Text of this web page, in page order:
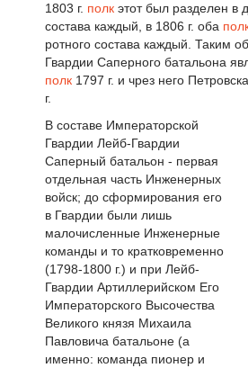
1803 г. полк этот был разделен в
состава каждый, в 1806 г. оба
ротного состава каждый. Таким
Гвардии Саперного батальона
полк 1797 г. и чрез него
г.
В составе Императорской
Гвардии Лейб-Гвардии
Саперный батальон - первая
отдельная часть Инженерных
войск; до сформирования его
в Гвардии были лишь
малочисленные Инженерные
команды и то кратковременно
(1798-1800 г.) и при Лейб-
Гвардии Артиллерийском Его
Императорского Высочества
Великого князя Михаила
Павловича батальоне (а
именно: команда пионер и